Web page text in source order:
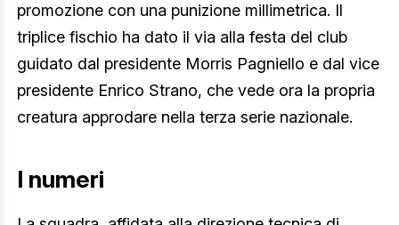
promozione con una punizione millimetrica. Il
triplice fischio ha dato il via alla festa del club
guidato dal presidente Morris Pagniello e dal vice
presidente Enrico Strano, che vede ora la propria
creatura approdare nella terza serie nazionale.
I numeri